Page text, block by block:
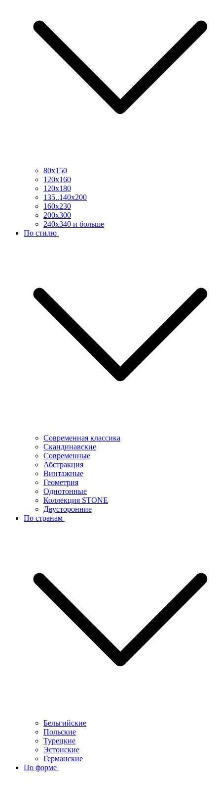
80х150
120х160
120х180
135..140х200
160х230
200х300
240х340 и больше
По стилю
Современная классика
Скандинавские
Современные
Абстракция
Винтажные
Геометрия
Однотонные
Коллекция STONE
Двусторонние
По странам
Бельгийские
Польские
Турецкие
Эстонские
Германские
По форме